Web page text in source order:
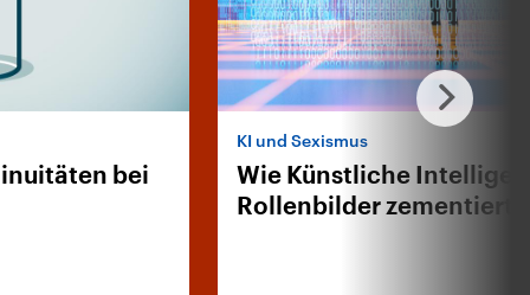
bei
KI und Sexismus
Wie Künstliche
Rollenbilder zementiert